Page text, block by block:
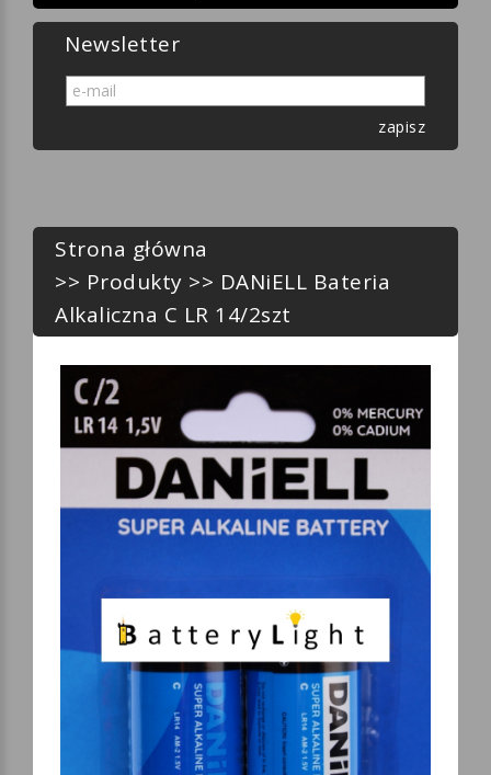
Newsletter
zapisz
Strona główna
>> Produkty >> DANiELL Bateria
Alkaliczna C LR 14/2szt